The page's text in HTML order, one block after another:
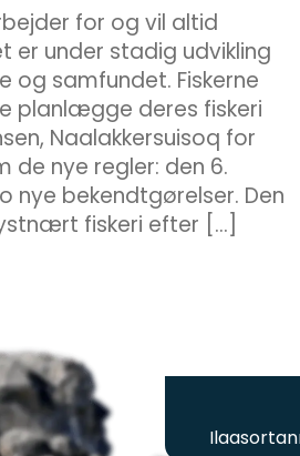
for og vil altid
er under stadig udvikling
og samfundet. Fiskerne
planlægge deres fiskeri
Naalakkersuisoq for
nye regler: den 6.
nye bekendtgørelser. Den
fiskeri efter […]